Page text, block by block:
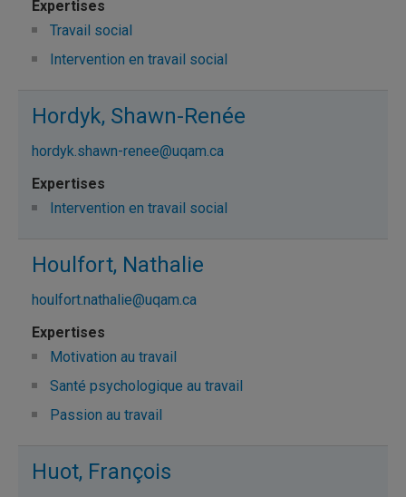
Travail social
Intervention en travail social
Hordyk, Shawn-Renée
hordyk.shawn-renee@uqam.ca
Intervention en travail social
Houlfort, Nathalie
houlfort.nathalie@uqam.ca
Motivation au travail
Santé psychologique au travail
Passion au travail
Huot, François